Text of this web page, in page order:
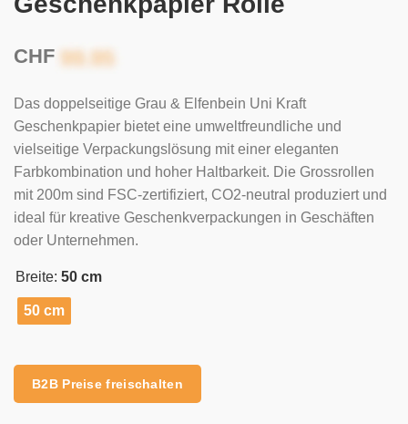
CHF
Das doppelseitige Grau & Elfenbein Uni Kraft
Geschenkpapier bietet eine umweltfreundliche und
vielseitige Verpackungslösung mit einer eleganten
Farbkombination und hoher Haltbarkeit. Die Grossrollen
mit 200m sind FSC-zertifiziert, CO2-neutral produziert und
ideal für kreative Geschenkverpackungen in Geschäften
oder Unternehmen.
Breite: 50 cm
50 cm
B2B Preise freischalten